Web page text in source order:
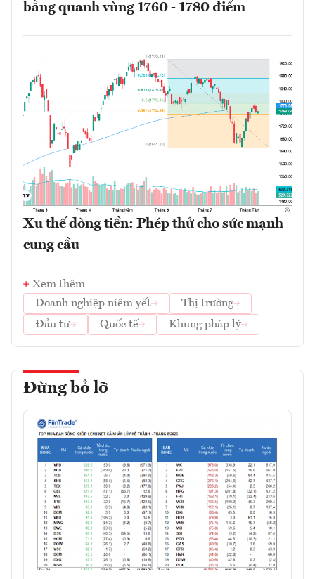
bằng quanh vùng 1760 - 1780 điểm
Xu thế dòng tiền: Phép thử cho sức mạnh
cung cầu
Xem thêm
Doanh nghiệp niêm yết
Thị trường
Đầu tư
Quốc tế Khung pháp lý
Đừng bỏ lỡ